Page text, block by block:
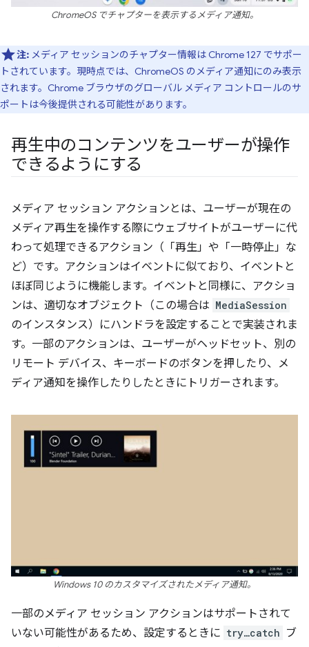
ChromeOS でチャプターを表示するメディア通知。
注: メディア セッションのチャプター情報は Chrome 127 でサポー
トされています。現時点では、ChromeOS のメディア通知にのみ表示
されます。Chrome ブラウザのグローバル メディア コントロールのサ
ポートは今後提供される可能性があります。
再生中のコンテンツをユーザーが操作
できるようにする
メディア セッション アクションとは、ユーザーが現在の
メディア再生を操作する際にウェブサイトがユーザーに代
わって処理できるアクション（「再生」や「一時停止」な
ど）です。アクションはイベントに似ており、イベントと
ほぼ同じように機能します。イベントと同様に、アクショ
ンは、適切なオブジェクト（この場合は MediaSession
のインスタンス）にハンドラを設定することで実装されま
す。一部のアクションは、ユーザーがヘッドセット、別の
リモート デバイス、キーボードのボタンを押したり、メ
ディア通知を操作したりしたときにトリガーされます。
Windows 10 のカスタマイズされたメディア通知。
一部のメディア セッション アクションはサポートされて
いない可能性があるため、設定するときに try…catch ブ